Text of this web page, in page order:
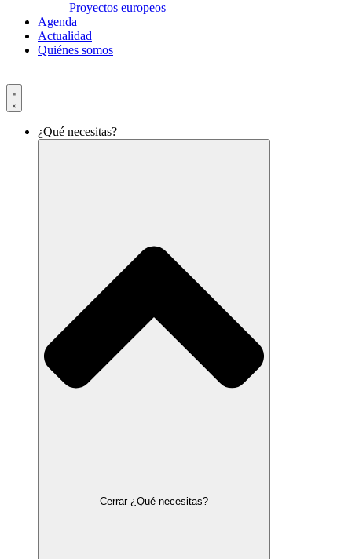
Proyectos europeos
Agenda
Actualidad
Quiénes somos
¿Qué necesitas?
Cerrar ¿Qué necesitas?